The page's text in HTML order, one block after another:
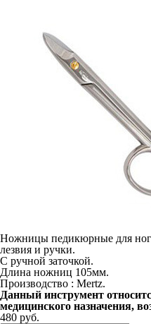
Ножницы педикюрные для
лезвия и ручки.
С ручной заточкой.
Длина ножниц 105мм.
Производство : Mertz.
Данный инструмент
медицинского назначения,
480 руб.